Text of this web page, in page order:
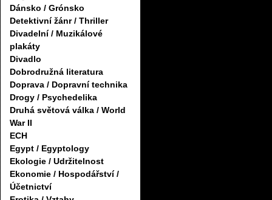
Dánsko / Grónsko
Detektivní žánr / Thriller
Divadelní / Muzikálové
plakáty
Divadlo
Dobrodružná literatura
Doprava / Dopravní technika
Drogy / Psychedelika
Druhá světová válka / World
War II
ECH
Egypt / Egyptology
Ekologie / Udržitelnost
Ekonomie / Hospodářství /
Účetnictví